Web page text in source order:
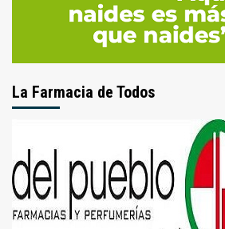
La Farmacia de Todos